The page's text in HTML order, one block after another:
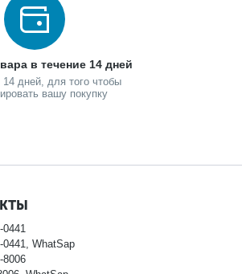
в течение 14 дней
14 дней, для того чтобы
вашу покупку
0441
0441, WhatSap
8006